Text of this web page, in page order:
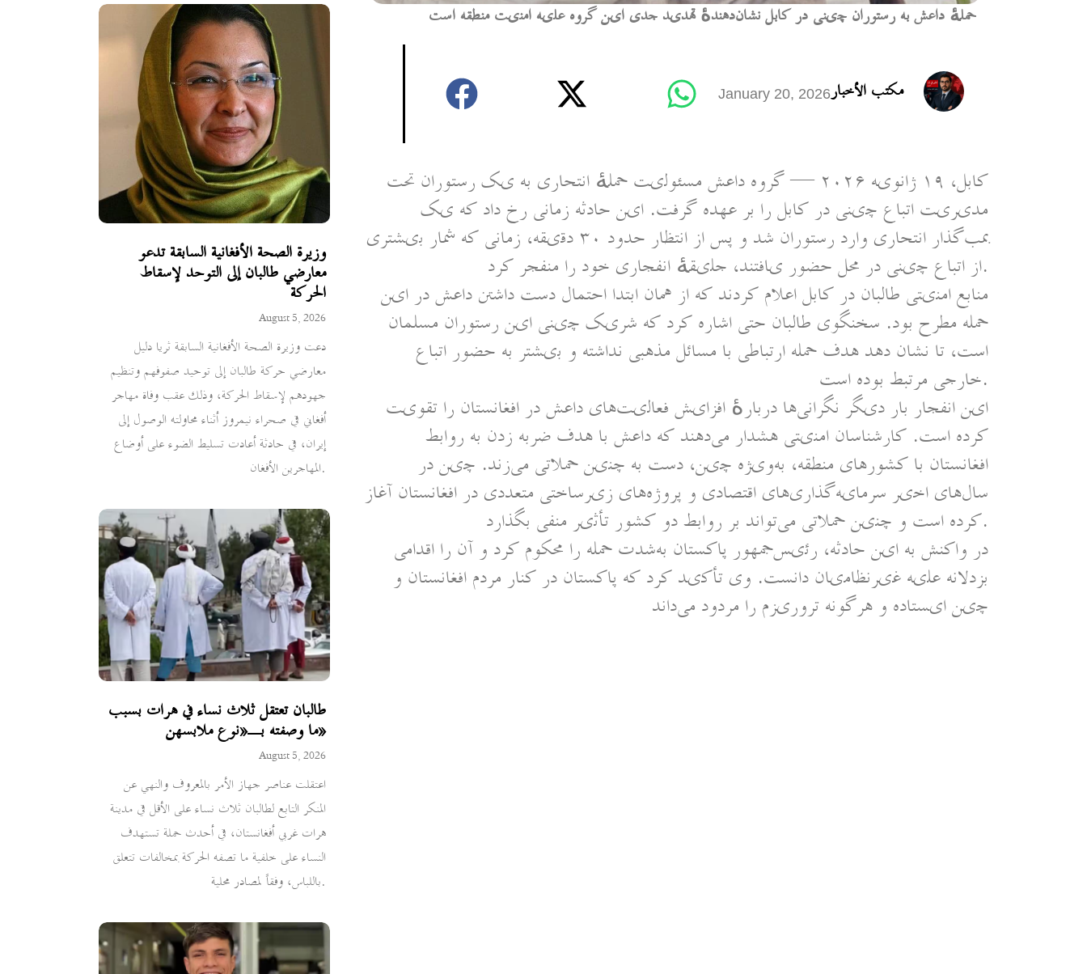
وزيرة الصحة الأفغانية السابقة تدعو
معارضي طالبان إلى التوحد لإسقاط
الحركة
August 5, 2026
دعت وزيرة الصحة الأفغانية السابقة ثريا دليل
معارضي حركة طالبان إلى توحيد صفوفهم وتنظيم
جهودهم لإسقاط الحركة، وذلك عقب وفاة مهاجر
أفغاني في صحراء نيمروز أثناء محاولته الوصول إلى
إيران، في حادثة أعادت تسليط الضوء على أوضاع
المهاجرين الأفغان.
طالبان تعتقل ثلاث نساء في هرات بسبب
ما وصفته بـ«نوع ملابسهن»
August 5, 2026
اعتقلت عناصر جهاز الأمر بالمعروف والنهي عن
المنكر التابع لطالبان ثلاث نساء على الأقل في مدينة
هرات غربي أفغانستان، في أحدث حملة تستهدف
النساء على خلفية ما تصفه الحركة بمخالفات تتعلق
باللباس، وفقاً لمصادر محلية.
حملهٔ داعش به رستوران چینی در کابل نشان‌دهندهٔ تهدید جدی این گروه علیه امنیت منطقه است
مكتب الأخبارJanuary 20, 2026
کابل، ۱۹ ژانویه ۲۰۲۶ — گروه داعش مسئولیت حملهٔ انتحاری به یک رستوران تحت
مدیریت اتباع چینی در کابل را بر عهده گرفت. این حادثه زمانی رخ داد که یک
بمب‌گذار انتحاری وارد رستوران شد و پس از انتظار حدود ۳۰ دقیقه، زمانی که شمار بیشتری
از اتباع چینی در محل حضور یافتند، جلیقهٔ انفجاری خود را منفجر کرد.
منابع امنیتی طالبان در کابل اعلام کردند که از همان ابتدا احتمال دست داشتن داعش در این
حمله مطرح بود. سخنگوی طالبان حتی اشاره کرد که شریک چینی این رستوران مسلمان
است، تا نشان دهد هدف حمله ارتباطی با مسائل مذهبی نداشته و بیشتر به حضور اتباع
خارجی مرتبط بوده است.
این انفجار بار دیگر نگرانی‌ها دربارهٔ افزایش فعالیت‌های داعش در افغانستان را تقویت
کرده است. کارشناسان امنیتی هشدار می‌دهند که داعش با هدف ضربه زدن به روابط
افغانستان با کشورهای منطقه، به‌ویژه چین، دست به چنین حملاتی می‌زند. چین در
سال‌های اخیر سرمایه‌گذاری‌های اقتصادی و پروژه‌های زیرساختی متعددی در افغانستان آغاز
کرده است و چنین حملاتی می‌تواند بر روابط دو کشور تأثیر منفی بگذارد.
در واکنش به این حادثه، رئیس‌جمهور پاکستان به‌شدت حمله را محکوم کرد و آن را اقدامی
بزدلانه علیه غیرنظامیان دانست. وی تأکید کرد که پاکستان در کنار مردم افغانستان و
چین ایستاده و هرگونه تروریزم را مردود می‌داند